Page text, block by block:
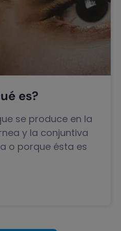
es?
se produce en la
y la conjuntiva
o porque ésta es